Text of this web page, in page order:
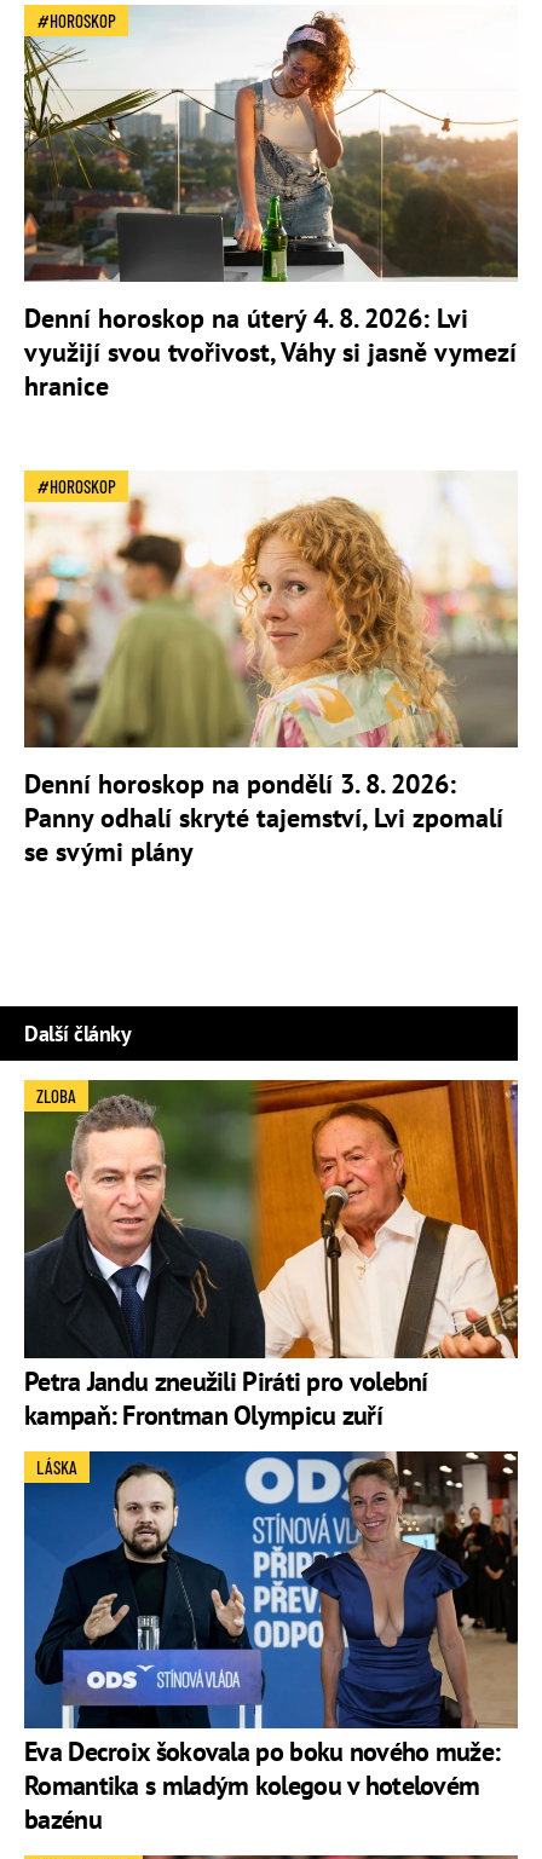
HOROSKOP
Denní horoskop na úterý 4. 8. 2026: Lvi
využijí svou tvořivost, Váhy si jasně vymezí
hranice
HOROSKOP
Denní horoskop na pondělí 3. 8. 2026:
Panny odhalí skryté tajemství, Lvi zpomalí
se svými plány
Další články
Petra Jandu zneužili Piráti pro volební
kampaň: Frontman Olympicu zuří
ZLOBA
Eva Decroix šokovala po boku nového muže:
Romantika s mladým kolegou v hotelovém
bazénu
LÁSKA